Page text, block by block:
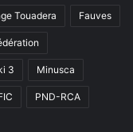
Touadera Fauves
3 Minusca
PND-RCA